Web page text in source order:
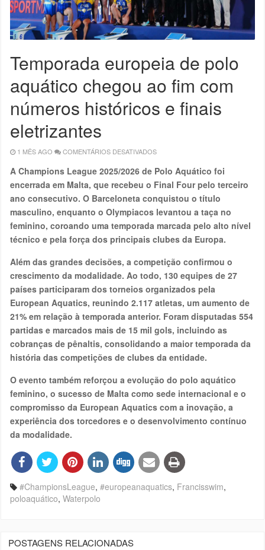
Temporada europeia de polo
aquático chegou ao fim com
números históricos e finais
eletrizantes
1 MÊS AGO COMENTÁRIOS DESATIVADOS
EUROPEIA
DE
POLO
AQUÁTICO
CHEGOU
AO
FIM
COM
NÚMEROS
HISTÓRICOS
E
FINAIS
A Champions League 2025/2026 de Polo Aquático foi
encerrada em Malta, que recebeu o Final Four pelo terceiro
ano consecutivo. O Barceloneta conquistou o título
masculino, enquanto o Olympiacos levantou a taça no
feminino, coroando uma temporada marcada pelo alto nível
técnico e pela força dos principais clubes da Europa.
Além das grandes decisões, a competição confirmou o
crescimento da modalidade. Ao todo, 130 equipes de 27
países participaram dos torneios organizados pela
European Aquatics, reunindo 2.117 atletas, um aumento de
21% em relação à temporada anterior. Foram disputadas 554
partidas e marcados mais de 15 mil gols, incluindo as
cobranças de pênaltis, consolidando a maior temporada da
história das competições de clubes da entidade.
O evento também reforçou a evolução do polo aquático
feminino, o sucesso de Malta como sede internacional e o
compromisso da European Aquatics com a inovação, a
experiência dos torcedores e o desenvolvimento contínuo
da modalidade.
#ChampionsLeague, #europeanaquatics, Francisswim,
poloaquático, Waterpolo
POSTAGENS RELACIONADAS